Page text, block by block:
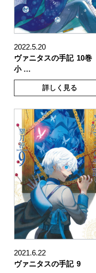
2022.5.20
ヴァニタスの手記 10巻
小 …
詳しく見る
2021.6.22
ヴァニタスの手記 9